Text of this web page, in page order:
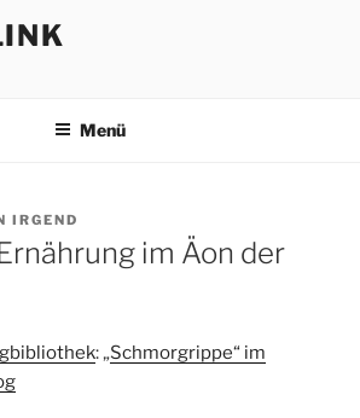
Menü
IRGEND
im Äon der
: „Schmorgrippe“ im